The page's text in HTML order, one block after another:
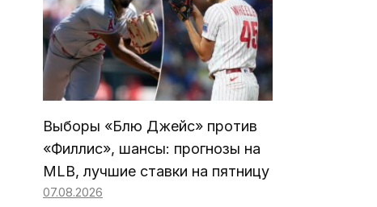
Выборы «Блю Джейс» против
«Филлис», шансы: прогнозы на
MLB, лучшие ставки на пятницу
07.08.2026